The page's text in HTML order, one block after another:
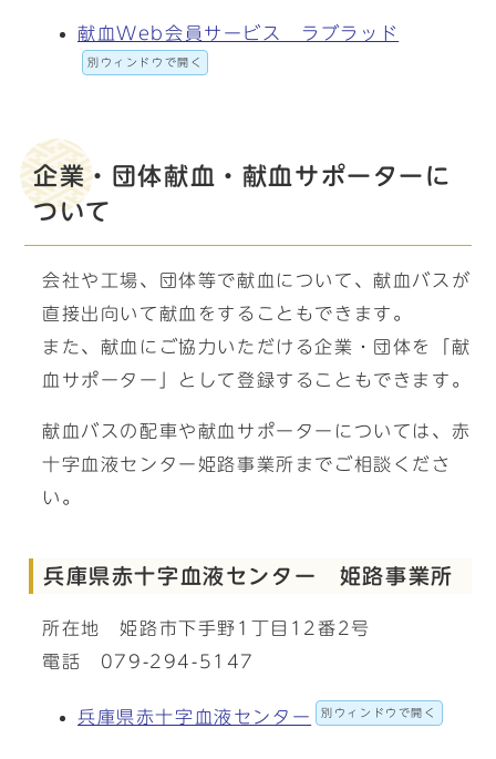
献血Web会員サービス ラブラッド
別ウィンドウで開く
企業・団体献血・献血サポーターに
ついて
会社や工場、団体等で献血について、献血バスが
直接出向いて献血をすることもできます。
また、献血にご協力いただける企業・団体を「献
血サポーター」として登録することもできます。
献血バスの配車や献血サポーターについては、赤
十字血液センター姫路事業所までご相談くださ
い。
兵庫県赤十字血液センター 姫路事業所
所在地 姫路市下手野1丁目12番2号
電話 079-294-5147
兵庫県赤十字血液センター 別ウィンドウで開く